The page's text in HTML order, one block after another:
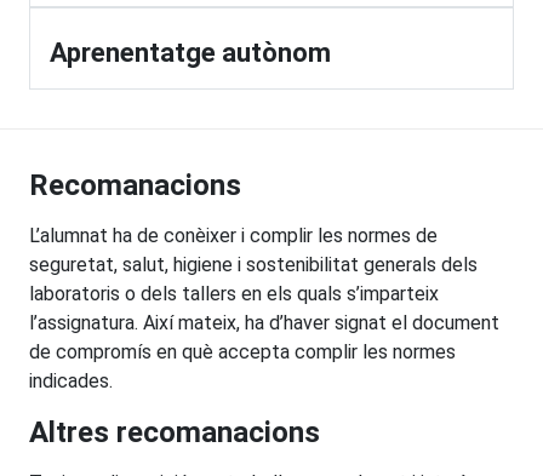
Aprenentatge autònom
Recomanacions
L’alumnat ha de conèixer i complir les normes de
seguretat, salut, higiene i sostenibilitat generals dels
laboratoris o dels tallers en els quals s’imparteix
l’assignatura. Així mateix, ha d’haver signat el document
de compromís en què accepta complir les normes
indicades.
Altres recomanacions